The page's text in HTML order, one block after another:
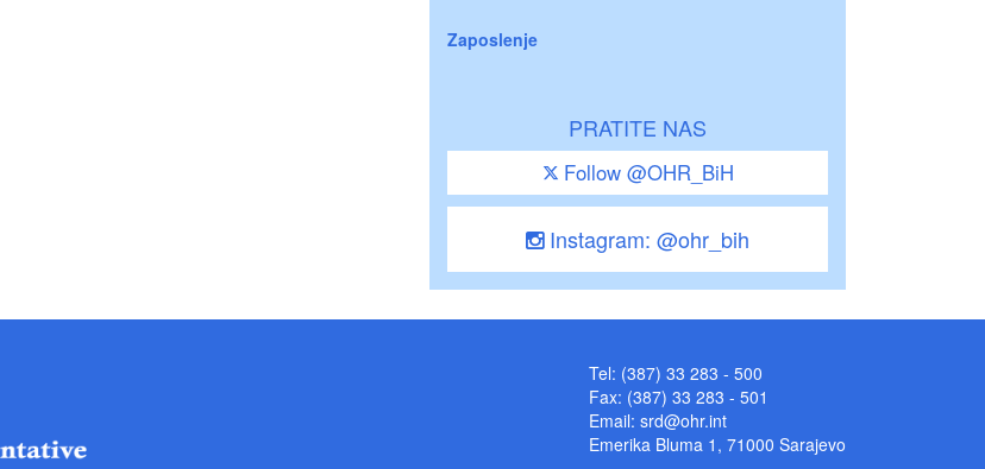
Zaposlenje
PRATITE NAS
Follow @OHR_BiH
Instagram: @ohr_bih
Tel: (387) 33 283 - 500
Fax: (387) 33 283 - 501
Email: srd@ohr.int
Emerika Bluma 1, 71000 Sarajevo